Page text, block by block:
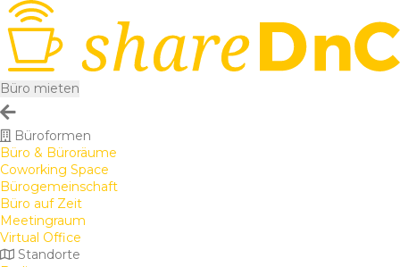
Büro mieten
Büroformen
Büro & Büroräume
Coworking Space
Bürogemeinschaft
Büro auf Zeit
Meetingraum
Virtual Office
Standorte